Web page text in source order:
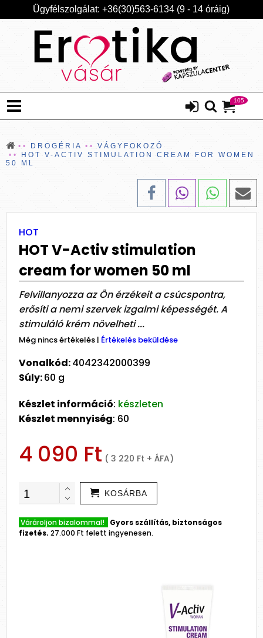
Ügyfélszolgálat: +36(30)563-6134 (9 - 14 óráig)
105
DROGÉRIA
VÁGYFOKOZÓ
HOT V-ACTIV STIMULATION CREAM FOR WOMEN
50 ML
HOT
HOT V-Activ stimulation
cream for women 50 ml
Felvillanyozza az Ön érzékeit a csúcspontra,
erősíti a nemi szervek izgalmi képességét. A
stimuláló krém növelheti ...
Még nincs értékelés | Értékelés beküldése
Vonalkód:4042342000399
Súly:60 g
Készlet információ: készleten
Készlet mennyiség: 60
4 090 Ft ( 3 220 Ft + ÁFA)
KOSÁRBA
Várároljon bizalommal! Gyors szállítás, biztonságos
fizetés. 27.000 Ft felett ingyenesen.